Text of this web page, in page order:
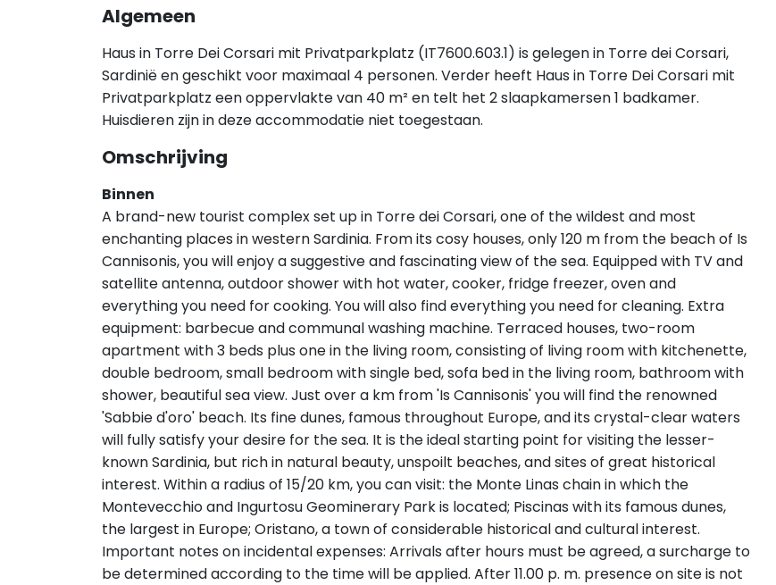
Algemeen
Haus in Torre Dei Corsari mit Privatparkplatz (IT7600.603.1) is gelegen in Torre dei Corsari,
Sardinië en geschikt voor maximaal 4 personen. Verder heeft Haus in Torre Dei Corsari mit
Privatparkplatz een oppervlakte van 40 m² en telt het 2 slaapkamersen 1 badkamer.
Huisdieren zijn in deze accommodatie niet toegestaan.
Omschrijving
Binnen
A brand-new tourist complex set up in Torre dei Corsari, one of the wildest and most
enchanting places in western Sardinia. From its cosy houses, only 120 m from the beach of Is
Cannisonis, you will enjoy a suggestive and fascinating view of the sea. Equipped with TV and
satellite antenna, outdoor shower with hot water, cooker, fridge freezer, oven and
everything you need for cooking. You will also find everything you need for cleaning. Extra
equipment: barbecue and communal washing machine. Terraced houses, two-room
apartment with 3 beds plus one in the living room, consisting of living room with kitchenette,
double bedroom, small bedroom with single bed, sofa bed in the living room, bathroom with
shower, beautiful sea view. Just over a km from 'Is Cannisonis' you will find the renowned
'Sabbie d'oro' beach. Its fine dunes, famous throughout Europe, and its crystal-clear waters
will fully satisfy your desire for the sea. It is the ideal starting point for visiting the lesser-
known Sardinia, but rich in natural beauty, unspoilt beaches, and sites of great historical
interest. Within a radius of 15/20 km, you can visit: the Monte Linas chain in which the
Montevecchio and Ingurtosu Geominerary Park is located; Piscinas with its famous dunes,
the largest in Europe; Oristano, a town of considerable historical and cultural interest.
Important notes on incidental expenses: Arrivals after hours must be agreed, a surcharge to
be determined according to the time will be applied. After 11.00 p. m. presence on site is not